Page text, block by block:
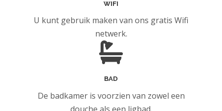
netwerk.
douche als een ligbad.